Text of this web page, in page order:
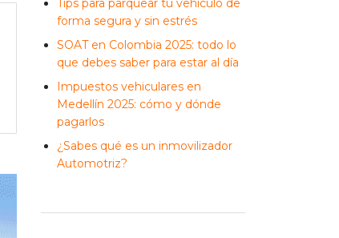
Tips para parquear tu vehículo de
forma segura y sin estrés
SOAT en Colombia 2025: todo lo
que debes saber para estar al día
Impuestos vehiculares en
Medellín 2025: cómo y dónde
pagarlos
¿Sabes qué es un inmovilizador
Automotriz?